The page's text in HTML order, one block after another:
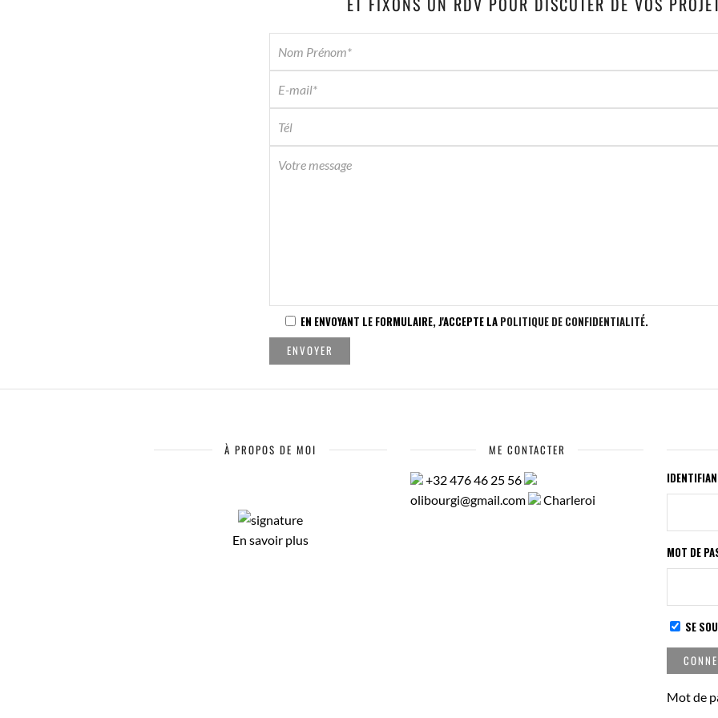
EN ENVOYANT LE FORMULAIRE, J'ACCEPTE LA POLITIQUE DE CONFIDENTIALITÉ.
À PROPOS DE MOI
En savoir plus
ME CONTACTER
+32 476 46 25 56
olibourgi@gmail.com
Charleroi
MOT DE
SE
Mot de